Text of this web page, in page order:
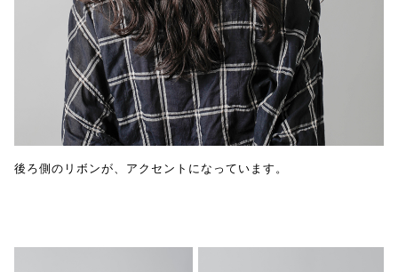
後ろ側のリボンが、アクセントになっています。